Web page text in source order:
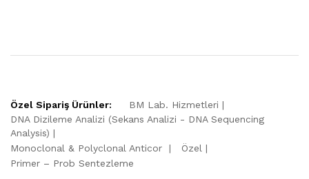
Özel Sipariş Ürünler:
BM Lab. Hizmetleri
DNA Dizileme Analizi (Sekans Analizi - DNA Sequencing
Analysis)
Monoclonal & Polyclonal Anticor
Özel
Primer – Prob Sentezleme